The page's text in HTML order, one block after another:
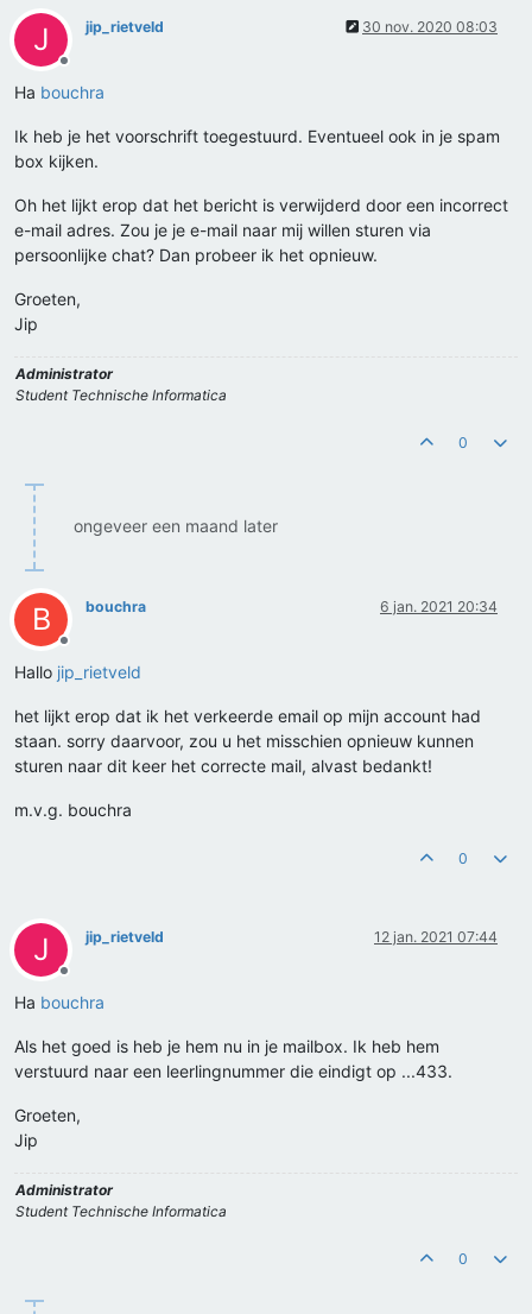
J
Offline
jip_rietveld 30 nov. 2020 08:03
Ha bouchra
Ik heb je het voorschrift toegestuurd. Eventueel ook in je spam
box kijken.
Oh het lijkt erop dat het bericht is verwijderd door een incorrect
e-mail adres. Zou je je e-mail naar mij willen sturen via
persoonlijke chat? Dan probeer ik het opnieuw.
Groeten,
Jip
Administrator
Student Technische Informatica
0
ongeveer een maand later
B
Offline
bouchra 6 jan. 2021 20:34
Hallo jip_rietveld
het lijkt erop dat ik het verkeerde email op mijn account had
staan. sorry daarvoor, zou u het misschien opnieuw kunnen
sturen naar dit keer het correcte mail, alvast bedankt!
m.v.g. bouchra
0
J
Offline
jip_rietveld 12 jan. 2021 07:44
Ha bouchra
Als het goed is heb je hem nu in je mailbox. Ik heb hem
verstuurd naar een leerlingnummer die eindigt op ...433.
Groeten,
Jip
Administrator
Student Technische Informatica
0